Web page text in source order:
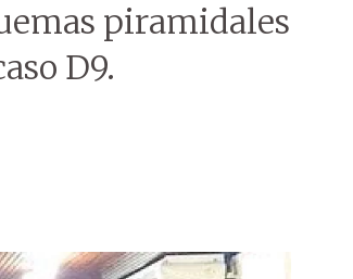
piramidales
D9.